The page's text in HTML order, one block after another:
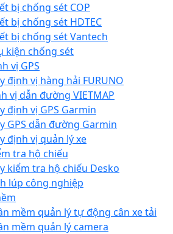
bị chống sét COP
bị chống sét HDTEC
bị chống sét Vantech
kiện chống sét
vị GPS
định vị hàng hải FURUNO
vị dẫn đường VIETMAP
định vị GPS Garmin
GPS dẫn đường Garmin
định vị quản lý xe
tra hộ chiếu
kiểm tra hộ chiếu Desko
lúp công nghiệp
mềm quản lý tự động cân xe tải
mềm quản lý camera